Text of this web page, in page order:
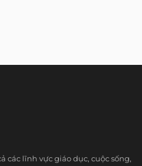
các lĩnh vực giáo dục, cuộc sống,